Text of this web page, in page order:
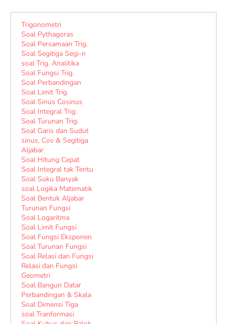
Trigonometri
Soal Pythagoras
Soal Persamaan Trig.
Soal Segitiga Segi-n
soal Trig. Analitika
Soal Fungsi Trig.
Soal Perbandingan
Soal Limit Trig.
Soal Sinus Cosinus
Soal Integral Trig.
Soal Turunan Trig.
Soal Garis dan Sudut
sinus, Cos & Segitiga
Aljabar
Soal Hitung Cepat
Soal Integral tak Tentu
Soal Suku Banyak
soal Logika Matematik
Soal Bentuk Aljabar
Turunan Fungsi
Soal Logaritma
Soal Limit Fungsi
Soal Fungsi Eksponen
Soal Turunan Fungsi
Soal Relasi dan Fungsi
Relasi dan Fungsi
Geometri
Soal Bangun Datar
Perbandingan & Skala
Soal Dimensi Tiga
soal Tranformasi